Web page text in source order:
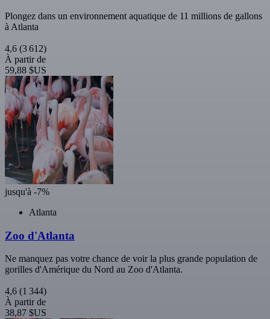
Plongez dans un environnement aquatique de 11 millions de gallons
à Atlanta
4,6 (3 612)
À partir de
59,88 $US
jusqu'à -7%
Atlanta
Zoo d'Atlanta
Ne manquez pas votre chance de voir la plus grande population de
gorilles d'Amérique du Nord au Zoo d'Atlanta.
4,6 (1 344)
À partir de
38,87 $US